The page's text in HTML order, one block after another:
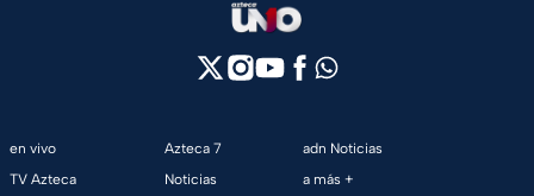
en vivo
TV Azteca
Azteca 7
Noticias
adn Noticias
a más +